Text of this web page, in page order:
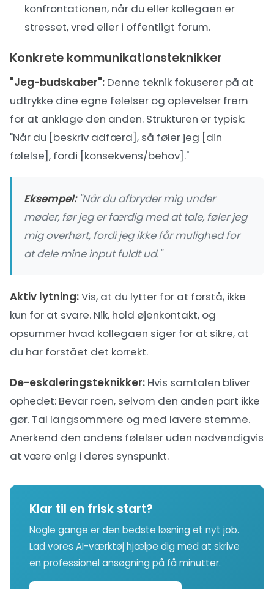
konfrontationen, når du eller kollegaen er
stresset, vred eller i offentligt forum.
Konkrete kommunikationsteknikker
"Jeg-budskaber": Denne teknik fokuserer på at
udtrykke dine egne følelser og oplevelser frem
for at anklage den anden. Strukturen er typisk:
"Når du [beskriv adfærd], så føler jeg [din
følelse], fordi [konsekvens/behov]."
Eksempel:"Når du afbryder mig under
møder, før jeg er færdig med at tale, føler jeg
mig overhørt, fordi jeg ikke får mulighed for
at dele mine input fuldt ud."
Aktiv lytning:Vis, at du lytter for at forstå, ikke
kun for at svare. Nik, hold øjenkontakt, og
opsummer hvad kollegaen siger for at sikre, at
du har forstået det korrekt.
De-eskaleringsteknikker: Hvis samtalen bliver
ophedet: Bevar roen, selvom den anden part ikke
gør. Tal langsommere og med lavere stemme.
Anerkend den andens følelser uden nødvendigvis
at være enig i deres synspunkt.
Klar til en frisk start?
Nogle gange er den bedste løsning et nyt job.
Lad vores AI-værktøj hjælpe dig med at skrive
en professionel ansøgning på få minutter.